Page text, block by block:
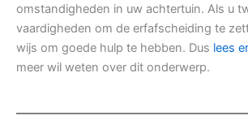
omstandigheden in uw achtertuin. Als u
vaardigheden om de erfafscheiding te
wijs om goede hulp te hebben. Dus lees
meer wil weten over dit onderwerp.